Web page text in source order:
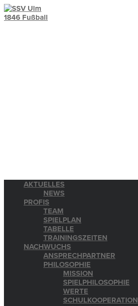
AKTUELLES
NEWS
PROFIS
TEAM
SPIELPLAN
TABELLE
TRAININGSZEITEN
NACHWUCHS
ANSPRECHPARTNER
PHILOSOPHIE
MISSION
SPIELPHILOSOPHIE
WERTE
SCHULKOOPERATION